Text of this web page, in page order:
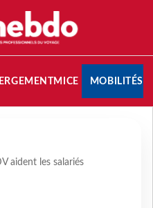
MICE MOBILITÉS
aident les salariés